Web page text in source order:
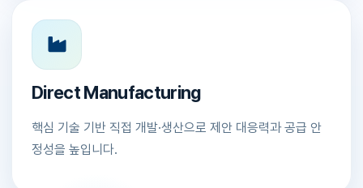
Direct Manufacturing
핵심 기술 기반 직접 개발·생산으로 제안 대응력과 공급 안
정성을 높입니다.